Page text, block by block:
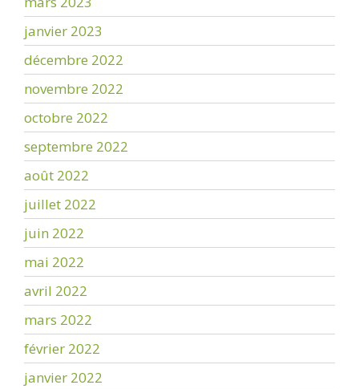
janvier 2023
décembre 2022
novembre 2022
octobre 2022
septembre 2022
août 2022
juillet 2022
juin 2022
mai 2022
avril 2022
mars 2022
février 2022
janvier 2022